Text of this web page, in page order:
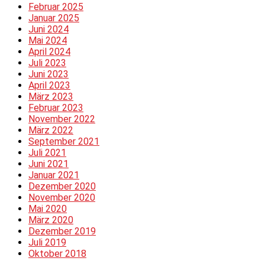
Februar 2025
Januar 2025
Juni 2024
Mai 2024
April 2024
Juli 2023
Juni 2023
April 2023
März 2023
Februar 2023
November 2022
März 2022
September 2021
Juli 2021
Juni 2021
Januar 2021
Dezember 2020
November 2020
Mai 2020
März 2020
Dezember 2019
Juli 2019
Oktober 2018